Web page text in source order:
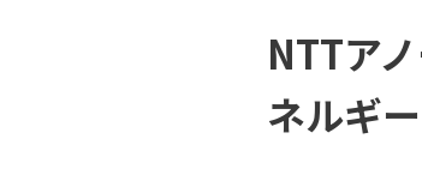
NTTア
ネルギ